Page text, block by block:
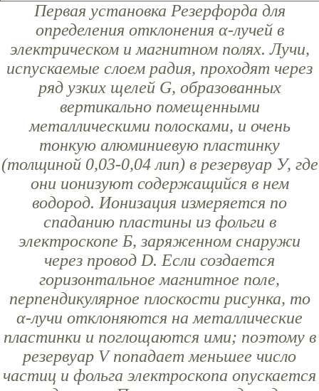
Первая установка Резерфорда для
определения отклонения α-лучей в
электрическом и магнитном полях. Лучи,
испускаемые слоем радия, проходят через
ряд узких щелей G, образованных
вертикально помещенными
металлическими полосками, и очень
тонкую алюминиевую пластинку
(толщиной 0,03-0,04 лип) в резервуар У, где
они ионизуют содержащийся в нем
водород. Ионизация измеряется по
спаданию пластины из фольги в
электроскопе Б, заряженном снаружи
через провод D. Если создается
горизонтальное магнитное поле,
перпендикулярное плоскости рисунка, то
α-лучи отклоняются на металлические
пластинки и поглощаются ими; поэтому в
резервуар V попадает меньшее число
частиц и фольга электроскопа опускается